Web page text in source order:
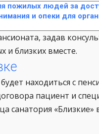
пожилых людей за
и опеки для
задав
и близких вместе.
находиться с
пациент и
санатория «Близкие»